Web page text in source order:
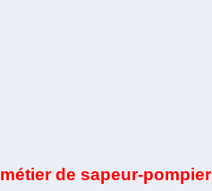
de sapeur-pompier